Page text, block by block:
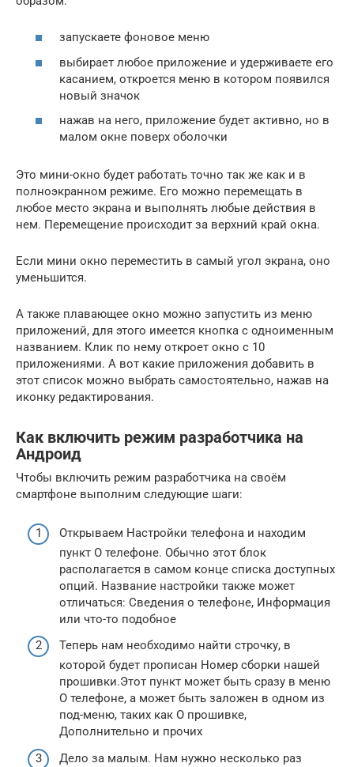
запускаете фоновое меню
выбирает любое приложение и удерживаете его
касанием, откроется меню в котором появился
новый значок
нажав на него, приложение будет активно, но в
малом окне поверх оболочки
Это мини-окно будет работать точно так же как и в
полноэкранном режиме. Его можно перемещать в
любое место экрана и выполнять любые действия в
нем. Перемещение происходит за верхний край окна.
Если мини окно переместить в самый угол экрана, оно
уменьшится.
А также плавающее окно можно запустить из меню
приложений, для этого имеется кнопка с одноименным
названием. Клик по нему откроет окно с 10
приложениями. А вот какие приложения добавить в
этот список можно выбрать самостоятельно, нажав на
иконку редактирования.
Как включить режим разработчика на
Андроид
Чтобы включить режим разработчика на своём
смартфоне выполним следующие шаги:
Открываем Настройки телефона и находим
пункт О телефоне. Обычно этот блок
располагается в самом конце списка доступных
опций. Название настройки также может
отличаться: Сведения о телефоне, Информация
или что-то подобное
Теперь нам необходимо найти строчку, в
которой будет прописан Номер сборки нашей
прошивки.Этот пункт может быть сразу в меню
О телефоне, а может быть заложен в одном из
под-меню, таких как О прошивке,
Дополнительно и прочих
Дело за малым. Нам нужно несколько раз